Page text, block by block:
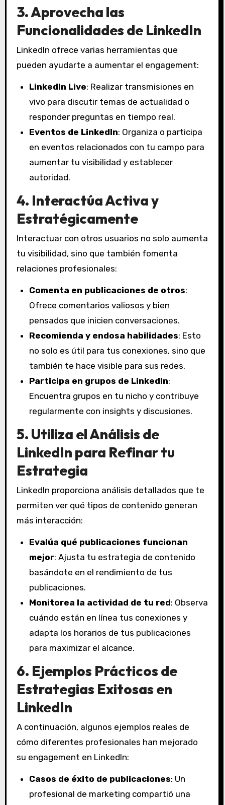
3. Aprovecha las
Funcionalidades de LinkedIn
LinkedIn ofrece varias herramientas que
pueden ayudarte a aumentar el engagement:
LinkedIn Live: Realizar transmisiones en
vivo para discutir temas de actualidad o
responder preguntas en tiempo real.
Eventos de LinkedIn: Organiza o participa
en eventos relacionados con tu campo para
aumentar tu visibilidad y establecer
autoridad.
4. Interactúa Activa y
Estratégicamente
Interactuar con otros usuarios no solo aumenta
tu visibilidad, sino que también fomenta
relaciones profesionales:
Comenta en publicaciones de otros:
Ofrece comentarios valiosos y bien
pensados que inicien conversaciones.
Recomienda y endosa habilidades: Esto
no solo es útil para tus conexiones, sino que
también te hace visible para sus redes.
Participa en grupos de LinkedIn:
Encuentra grupos en tu nicho y contribuye
regularmente con insights y discusiones.
5. Utiliza el Análisis de
LinkedIn para Refinar tu
Estrategia
LinkedIn proporciona análisis detallados que te
permiten ver qué tipos de contenido generan
más interacción:
Evalúa qué publicaciones funcionan
mejor: Ajusta tu estrategia de contenido
basándote en el rendimiento de tus
publicaciones.
Monitorea la actividad de tu red: Observa
cuándo están en línea tus conexiones y
adapta los horarios de tus publicaciones
para maximizar el alcance.
6. Ejemplos Prácticos de
Estrategias Exitosas en
LinkedIn
A continuación, algunos ejemplos reales de
cómo diferentes profesionales han mejorado
su engagement en LinkedIn:
Casos de éxito de publicaciones: Un
profesional de marketing compartió una